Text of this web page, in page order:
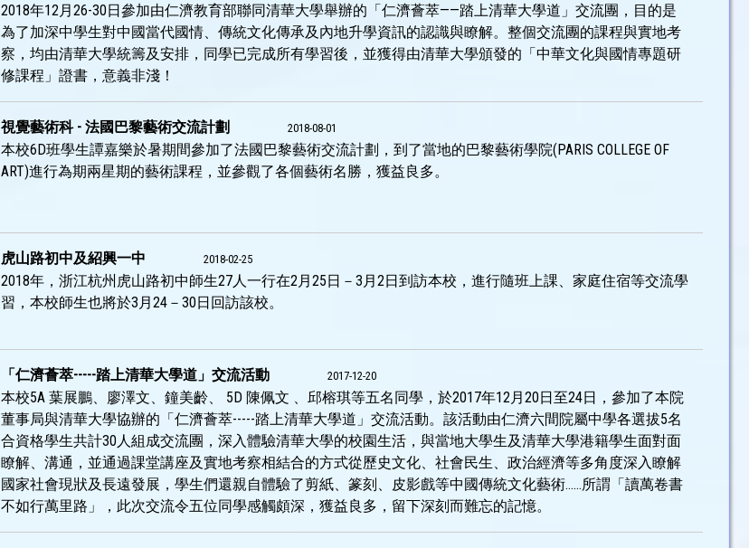
2018年12月26-30日參加由仁濟教育部聯同清華大學舉辦的「仁濟薈萃——踏上清華大學道」交流團，目的是
為了加深中學生對中國當代國情、傳統文化傳承及內地升學資訊的認識與瞭解。整個交流團的課程與實地考
察，均由清華大學統籌及安排，同學已完成所有學習後，並獲得由清華大學頒發的「中華文化與國情專題研
修課程」證書，意義非淺！
視覺藝術科 - 法國巴黎藝術交流計劃 2018-08-01
本校6D班學生譚嘉樂於暑期間參加了法國巴黎藝術交流計劃，到了當地的巴黎藝術學院(PARIS COLLEGE OF
ART)進行為期兩星期的藝術課程，並參觀了各個藝術名勝，獲益良多。
虎山路初中及紹興一中 2018-02-25
2018年，浙江杭州虎山路初中師生27人一行在2月25日－3月2日到訪本校，進行隨班上課、家庭住宿等交流學
習，本校師生也將於3月24－30日回訪該校。
「仁濟薈萃-----踏上清華大學道」交流活動 2017-12-20
本校5A 葉展鵬、廖澤文、鐘美齡、 5D 陳佩文 、邱榕琪等五名同學，於2017年12月20日至24日，參加了本院
董事局與清華大學協辦的「仁濟薈萃-----踏上清華大學道」交流活動。該活動由仁濟六間院屬中學各選拔5名
合資格學生共計30人組成交流團，深入體驗清華大學的校園生活，與當地大學生及清華大學港籍學生面對面
瞭解、溝通，並通過課堂講座及實地考察相結合的方式從歷史文化、社會民生、政治經濟等多角度深入瞭解
國家社會現狀及長遠發展，學生們還親自體驗了剪紙、篆刻、皮影戲等中國傳統文化藝術……所謂「讀萬卷書
不如行萬里路」，此次交流令五位同學感觸頗深，獲益良多，留下深刻而難忘的記憶。